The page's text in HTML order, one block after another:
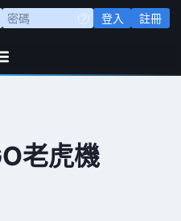
登入 註冊
老虎機